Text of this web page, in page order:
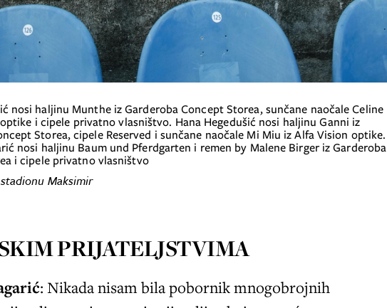
i cipele privatno vlasništvo. Hana Hegedušić nosi haljinu Ganni iz
Storea, cipele Reserved i sunčane naočale Mi Miu iz Alfa Vision optike.
nosi haljinu Baum und Pferdgarten i remen by Malene Birger iz Garderoba
i cipele privatno vlasništvo
Maksimir
PRIJATELJSTVIMA
: Nikada nisam bila pobornik mnogobrojnih